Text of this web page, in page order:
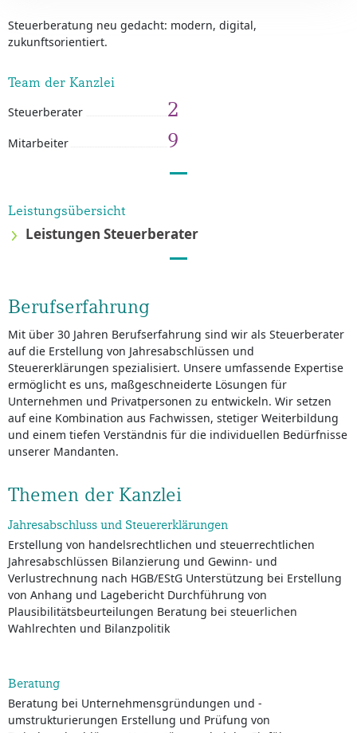
Steuerberatung neu gedacht: modern, digital,
zukunftsorientiert.
Team der Kanzlei
Steuerberater 2
Mitarbeiter 9
Leistungsübersicht
Leistungen Steuerberater
Berufserfahrung
Mit über 30 Jahren Berufserfahrung sind wir als Steuerberater
auf die Erstellung von Jahresabschlüssen und
Steuererklärungen spezialisiert. Unsere umfassende Expertise
ermöglicht es uns, maßgeschneiderte Lösungen für
Unternehmen und Privatpersonen zu entwickeln. Wir setzen
auf eine Kombination aus Fachwissen, stetiger Weiterbildung
und einem tiefen Verständnis für die individuellen Bedürfnisse
unserer Mandanten.
Themen der Kanzlei
Jahresabschluss und Steuererklärungen
Erstellung von handelsrechtlichen und steuerrechtlichen
Jahresabschlüssen Bilanzierung und Gewinn- und
Verlustrechnung nach HGB/EStG Unterstützung bei Erstellung
von Anhang und Lagebericht Durchführung von
Plausibilitätsbeurteilungen Beratung bei steuerlichen
Wahlrechten und Bilanzpolitik
Beratung
Beratung bei Unternehmensgründungen und -
umstrukturierungen Erstellung und Prüfung von